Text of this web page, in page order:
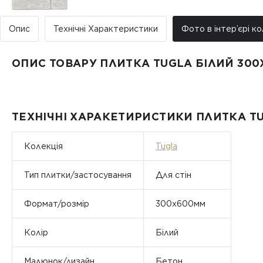
Опис Технічні Характеристики Фото в інтер’єрі
ОПИС ТОВАРУ ПЛИТКА TUGLA БІЛИЙ
ТЕХНІЧНІ ХАРАКЕТИРИСТИКИ ПЛИТКА
Колекція Tugla
Тип плитки/застосування Для стін
Формат/розмір 300x600мм
Колір Білий